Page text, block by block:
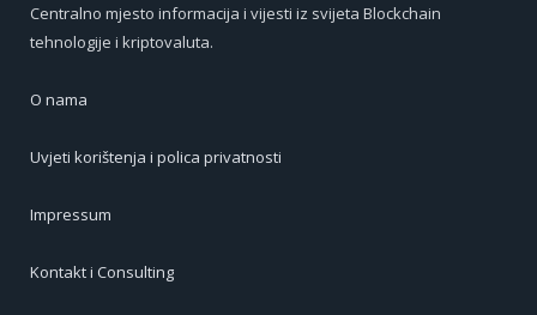
Centralno mjesto informacija i vijesti iz svijeta Blockchain
tehnologije i kriptovaluta.
O nama
Uvjeti korištenja i polica privatnosti
Impressum
Kontakt i Consulting